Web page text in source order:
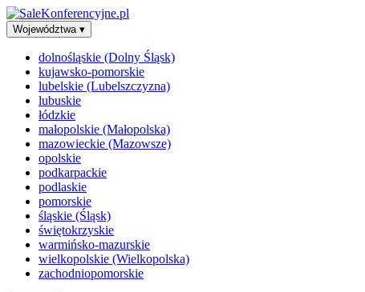
Województwa ▾
dolnośląskie (Dolny Śląsk)
kujawsko-pomorskie
lubelskie (Lubelszczyzna)
lubuskie
łódzkie
małopolskie (Małopolska)
mazowieckie (Mazowsze)
opolskie
podkarpackie
podlaskie
pomorskie
śląskie (Śląsk)
świętokrzyskie
warmińsko-mazurskie
wielkopolskie (Wielkopolska)
zachodniopomorskie